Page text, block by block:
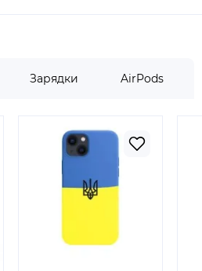
Зарядки AirPods